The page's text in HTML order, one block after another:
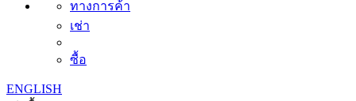
ทางการค้า
เช่า
ซื้อ
ENGLISH